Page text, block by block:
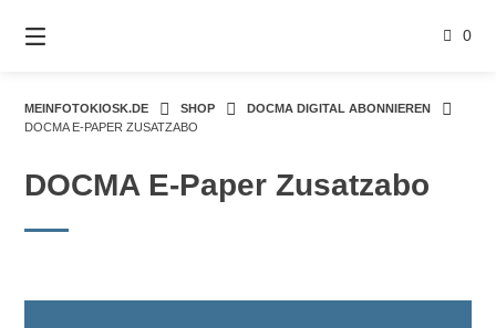
zum
0
MEINFOTOKIOSK.DE SHOP
DOCMA DIGITAL ABONNIEREN
DOCMA E-PAPER ZUSATZABO
DOCMA E-Paper Zusatzabo